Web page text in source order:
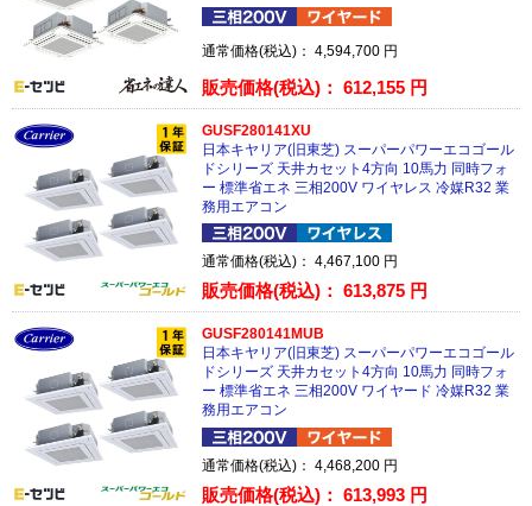
通常価格(税込)：4,594,700 円
販売価格(税込)：612,155 円
GUSF280141XU
日本キヤリア(旧東芝) スーパーパワーエコゴール
ドシリーズ 天井カセット4方向 10馬力 同時フォ
ー 標準省エネ 三相200V ワイヤレス 冷媒R32 業
務用エアコン
通常価格(税込)：4,467,100 円
販売価格(税込)：613,875 円
GUSF280141MUB
日本キヤリア(旧東芝) スーパーパワーエコゴール
ドシリーズ 天井カセット4方向 10馬力 同時フォ
ー 標準省エネ 三相200V ワイヤード 冷媒R32 業
務用エアコン
通常価格(税込)：4,468,200 円
販売価格(税込)：613,993 円